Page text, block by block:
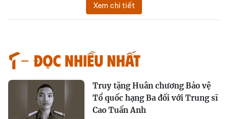
Xem chi tiết
Đọc nhiều nhất
Truy tặng Huân chương Bảo vệ
Tổ quốc hạng Ba đối với Trung sĩ
Cao Tuấn Anh